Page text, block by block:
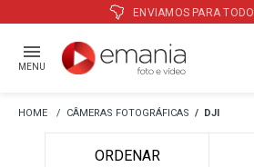
ENVIAMOS PARA TODO
MENU
CÂMERAS FOTOGRÁFICAS DJI
ORDENAR